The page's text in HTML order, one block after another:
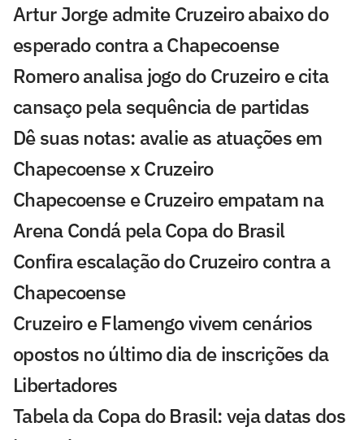
Artur Jorge admite Cruzeiro abaixo do
esperado contra a Chapecoense
Romero analisa jogo do Cruzeiro e cita
cansaço pela sequência de partidas
Dê suas notas: avalie as atuações em
Chapecoense x Cruzeiro
Chapecoense e Cruzeiro empatam na
Arena Condá pela Copa do Brasil
Confira escalação do Cruzeiro contra a
Chapecoense
Cruzeiro e Flamengo vivem cenários
opostos no último dia de inscrições da
Libertadores
Tabela da Copa do Brasil: veja datas dos